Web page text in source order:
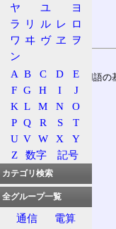
通信用語
ヤ
ユ
ヨ
ラ
リ ル レ ロ
ワ ヰ ヴ ヱ
ヲ
ン
A B C D
E
F G H I
J
K L M N
O
P Q R S
T
U V W X
Y
Z
数字 記号
カテゴリ検索
全グループ一覧
通信
電算